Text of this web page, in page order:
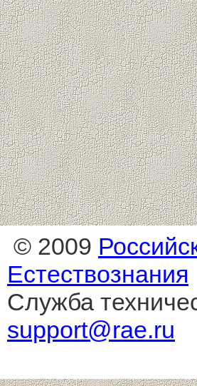
© 2009
Естествознания
Служба
support@rae.ru